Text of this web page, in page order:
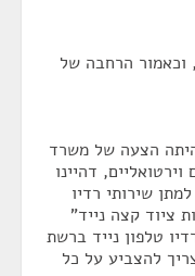
וכאמור הרחבה של
הצעה של משרד
דהיינו
שירותי רדיו
ציוד קצה נייד"
טלפון נייד ברשת
להצביע על כל